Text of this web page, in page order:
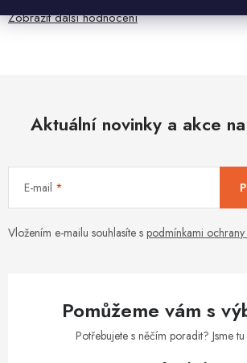
Zobrazit další hodnocení
Aktuální novinky a akce
E-mail
Vložením e-mailu souhlasíte s podmínkami
Pomůžeme vám s
Potřebujete s něčím poradit? Jsme